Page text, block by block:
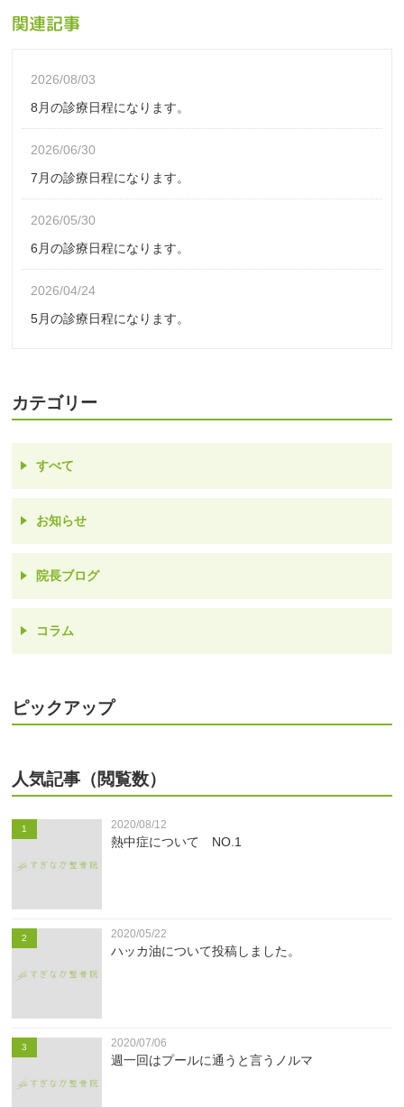
関連記事
2026/08/03
8月の診療日程になります。
2026/06/30
7月の診療日程になります。
2026/05/30
6月の診療日程になります。
2026/04/24
5月の診療日程になります。
カテゴリー
すべて
お知らせ
院長ブログ
コラム
ピックアップ
人気記事（閲覧数）
1 2020/08/12
熱中症について NO.1
2 2020/05/22
ハッカ油について投稿しました。
3 2020/07/06
週一回はプールに通うと言うノルマ